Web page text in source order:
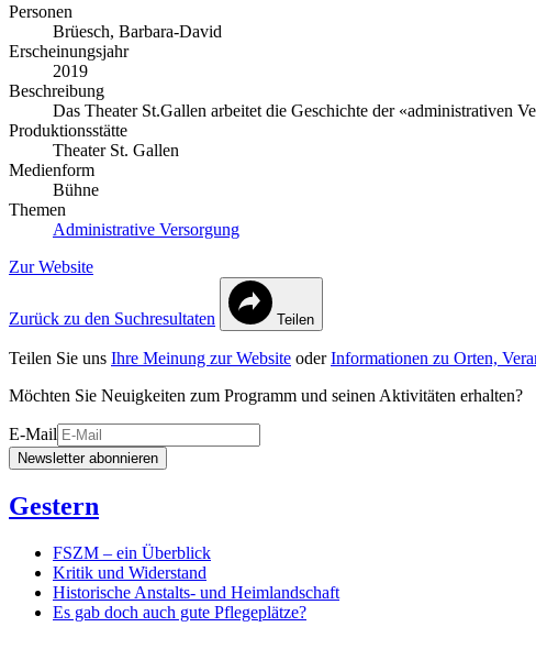
Personen
Brüesch, Barbara-David
Erscheinungsjahr
2019
Beschreibung
Das Theater St.Gallen arbeitet die Geschichte der «administrativen
Produktionsstätte
Theater St. Gallen
Medienform
Bühne
Themen
Administrative Versorgung
Zur Website
Zurück zu den Suchresultaten Teilen
Teilen Sie uns Ihre Meinung zur Website oderInformationen zu Orten,
Möchten Sie Neuigkeiten zum Programm und seinen Aktivitäten erhalten?
E-Mail
Newsletter abonnieren
Gestern
FSZM – ein Überblick
Kritik und Widerstand
Historische Anstalts- und Heimlandschaft
Es gab doch auch gute Pflegeplätze?